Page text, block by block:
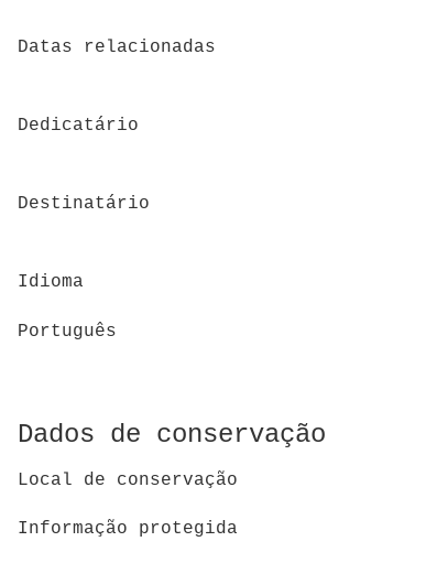
Datas relacionadas
Dedicatário
Destinatário
Idioma
Português
Dados de conservação
Local de conservação
Informação protegida